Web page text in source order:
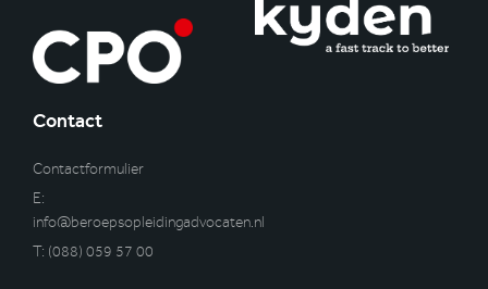
Contact
Contactformulier
E:
info@beroepsopleidingadvocaten.nl
T: (088) 059 57 00